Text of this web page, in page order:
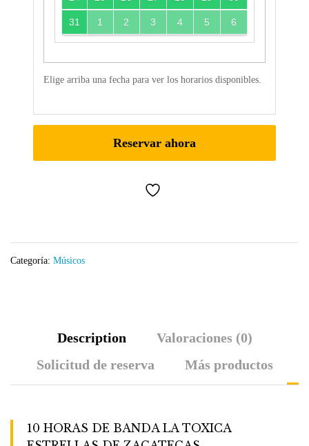
31 1 2 3 4 5 6
Elige arriba una fecha para ver los horarios disponibles.
Reservar ahora
Categoría: Músicos
Description
Valoraciones (0)
Solicitud de reserva
Más productos
10 HORAS DE BANDA LA TOXICA